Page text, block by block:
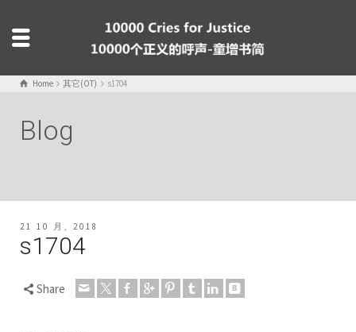
Home 其它(OT) s1704
Blog
21 10 月, 2018
s1704
Share